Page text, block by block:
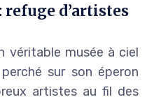
d’artistes
véritable musée à ciel
sur son éperon
artistes au fil des